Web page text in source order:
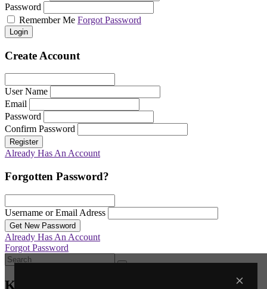
Password
Remember Me Forgot Password
Login
Create Account
User Name
Email
Password
Confirm Password
Register
Already Has An Account
Forgotten Password?
Username or Email Adress
Get New Password
Already Has An Account
Forgot Password
Καλάθι